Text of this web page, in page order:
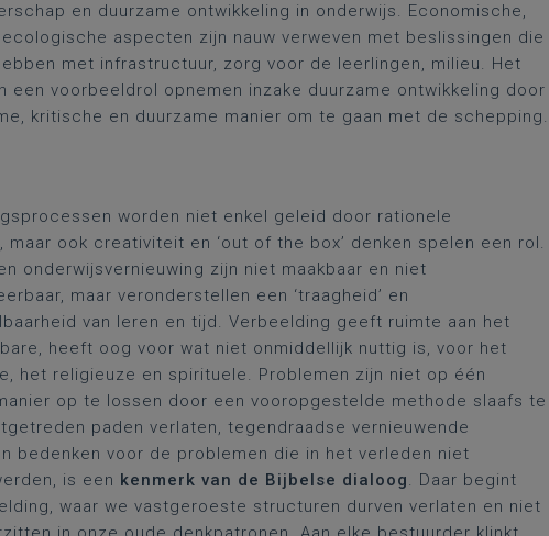
en duurzame ontwikkeling in onderwijs. Economische,
aspecten zijn nauw verweven met beslissingen die
met infrastructuur, zorg voor de leerlingen, milieu. Het
een voorbeeldrol opnemen inzake duurzame ontwikkeling door
kritische en duurzame manier om te gaan met de schepping.
worden niet enkel geleid door rationele
maar ook creativiteit en ‘out of the box’ denken spelen een rol.
onderwijsvernieuwing zijn niet maakbaar en niet
maar veronderstellen een ‘traagheid’ en
van leren en tijd. Verbeelding geeft ruimte aan het
heeft oog voor wat niet onmiddellijk nuttig is, voor het
het religieuze en spirituele. Problemen zijn niet op één
op te lossen door een vooropgestelde methode slaafs te
paden verlaten, tegendraadse vernieuwende
bedenken voor de problemen die in het verleden niet
is een kenmerk van de Bijbelse dialoog. Daar begint
waar we vastgeroeste structuren durven verlaten en niet